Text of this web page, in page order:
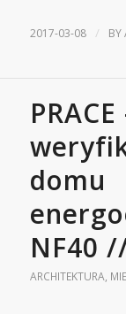
2017-03-08 / BY
domu
NF40
ARCHITEKTURA,